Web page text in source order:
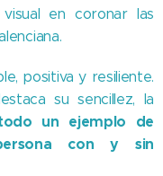
en coronar las
positiva y resiliente.
su sencillez, la
un ejemplo de
con y sin